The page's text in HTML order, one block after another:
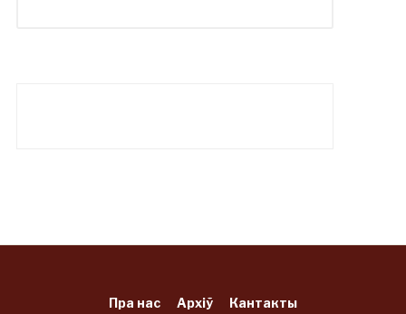
Пра нас Архіў Кантакты